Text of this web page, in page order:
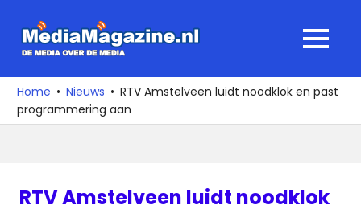
naar
media
over
de
MENU
Home Nieuws
RTV Amstelveen luidt noodklok en past
programmering aan
RTV Amstelveen luidt noodklok